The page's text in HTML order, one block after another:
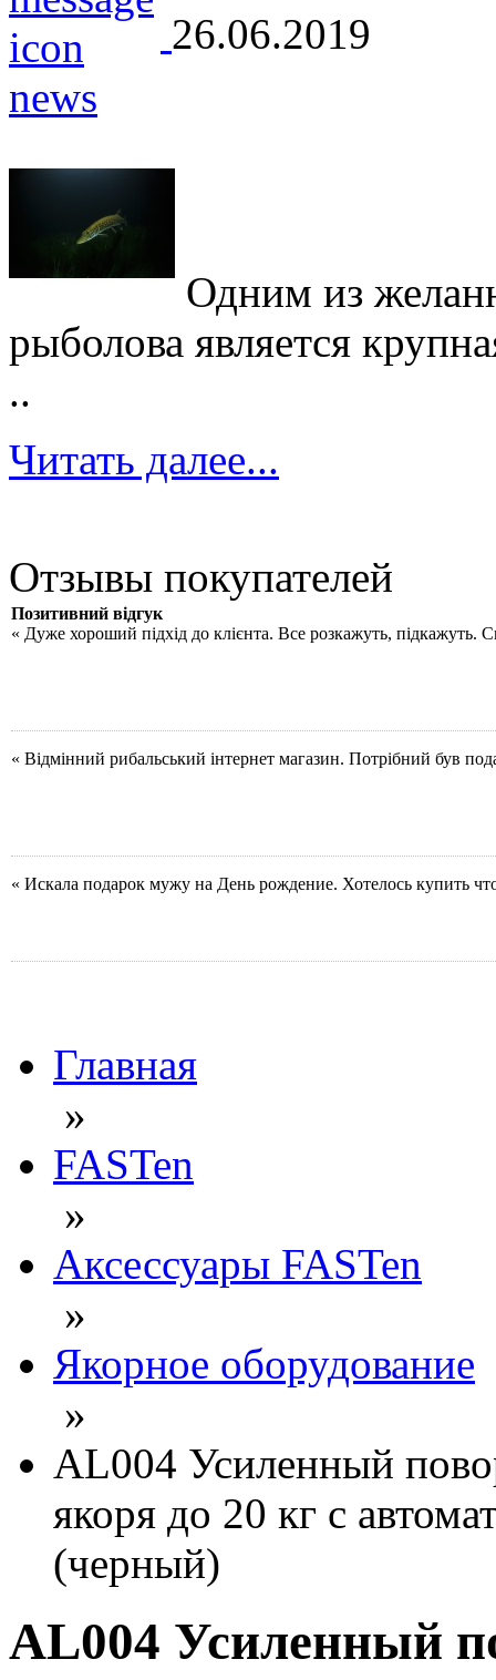
26.06.2019
Одним из
рыболова является
..
Читать далее...
Отзывы покупателей
Позитивний відгук
« Дуже хороший підхід до клієнта. Все розкажуть, підкажуть.
« Відмінний рибальський інтернет магазин. Потрібний був
« Искала подарок мужу на День рождение. Хотелось купить
Главная
»
FASTen
»
Аксессуары FASTen
»
Якорное оборудование
»
AL004 Усиленный
якоря до 20 кг с
(черный)
AL004 Усиленный